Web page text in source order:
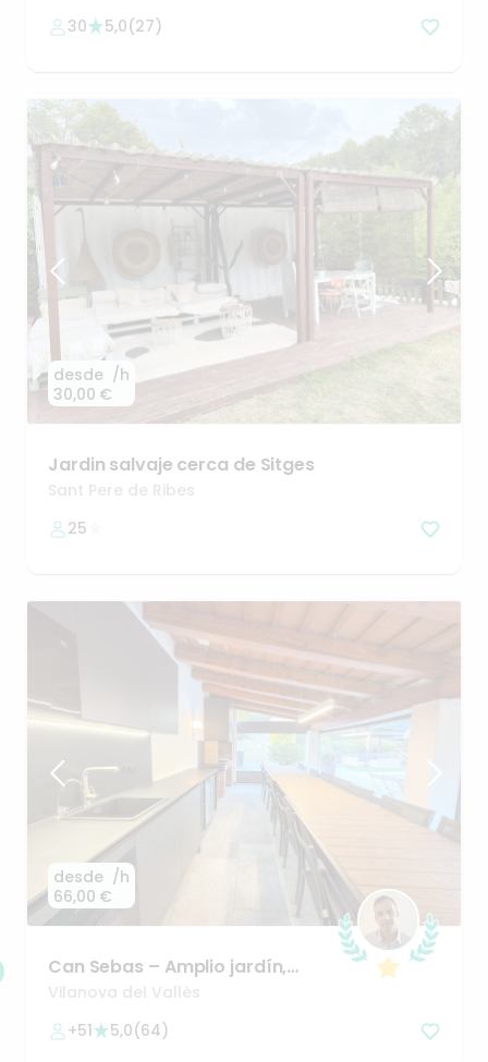
30
5,0(27)
desde
30,00 €
/h
Jardin salvaje cerca de Sitges
Sant Pere de Ribes
25
desde
66,00 €
/h
Can Sebas – Amplio jardín​,​
BBQ
Chillout a 25
Vilanova del Vallès
+51
5,0(64)